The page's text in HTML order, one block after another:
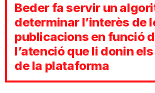
Beder fa servir un
determinar l’interès de
publicacions en funció
l’atenció que li donin
de la plataforma